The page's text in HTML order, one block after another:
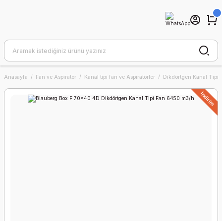
Anasayfa Fan ve Aspiratör Kanal tipi fan ve Aspiratörler Dikdörtgen Kanal Tipi
İndirim